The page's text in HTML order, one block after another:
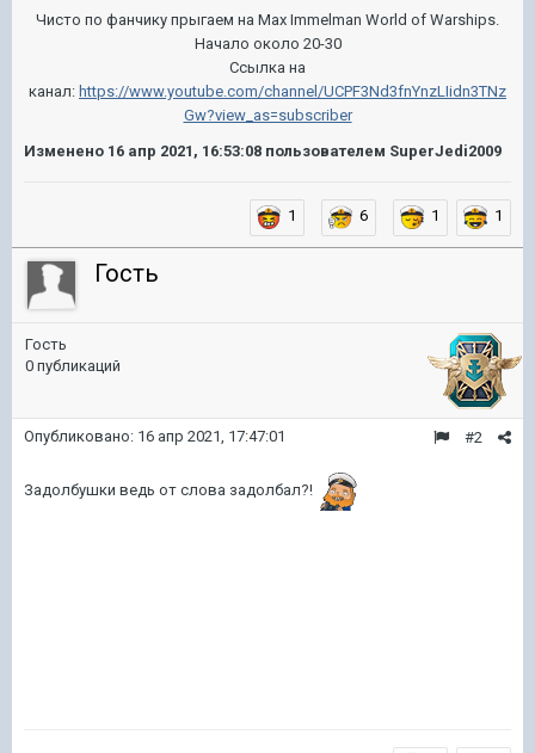
Чисто по фанчику прыгаем на Max Immelman World of Warships.
Начало около 20-30
Ссылка на
канал: https://www.youtube.com/channel/UCPF3Nd3fnYnzLIidn3TNz
Gw?view_as=subscriber
Изменено 16 апр 2021, 16:53:08 пользователем SuperJedi2009
1 6 1 1
Гость
Гость
0 публикаций
#2
Опубликовано: 16 апр 2021, 17:47:01
Задолбушки ведь от слова задолбал?!